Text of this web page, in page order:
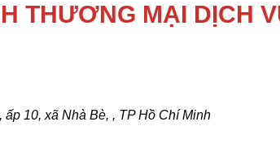
THƯƠNG MẠI DỊCH
10, xã Nhà Bè, , TP Hồ Chí Minh